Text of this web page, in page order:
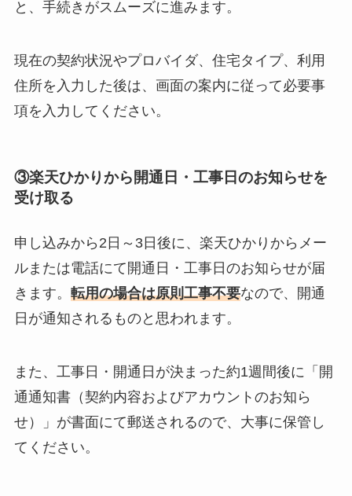
と、手続きがスムーズに進みます。
現在の契約状況やプロバイダ、住宅タイプ、利用
住所を入力した後は、画面の案内に従って必要事
項を入力してください。
③楽天ひかりから開通日・工事日のお知らせを
受け取る
申し込みから2日～3日後に、楽天ひかりからメー
ルまたは電話にて開通日・工事日のお知らせが届
きます。 転用の場合は原則工事不要なので、開通
日が通知されるものと思われます。
また、工事日・開通日が決まった約1週間後に「開
通通知書（契約内容およびアカウントのお知ら
せ）」が書面にて郵送されるので、大事に保管し
てください。